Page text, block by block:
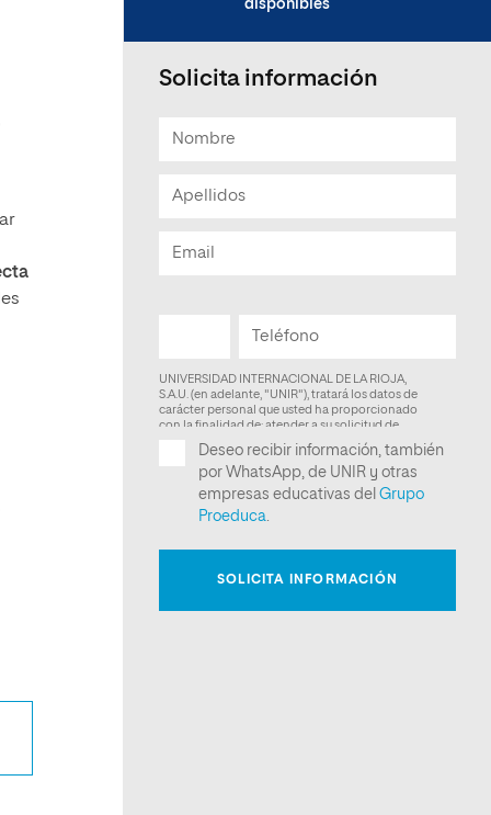
disponibles
Solicita información